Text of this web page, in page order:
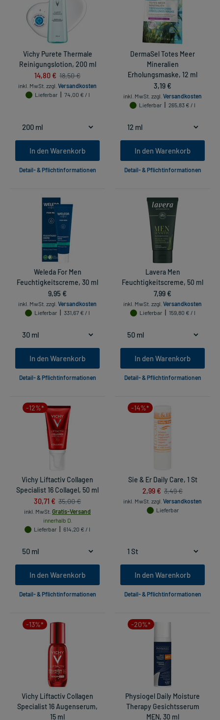
Vichy Purete Thermale
Reinigungslotion, 200 ml
14,80 € 18,50 €
inkl. MwSt. zzgl. Versandkosten
Lieferbar
74,00 € / l
In den Warenkorb
Detail- & Pflichtinformationen
DermaSel Totes Meer
Mineralien
Erholungsmaske, 12 ml
3,19 €
inkl. MwSt. zzgl. Versandkosten
Lieferbar
265,83 € / l
In den Warenkorb
Detail- & Pflichtinformationen
Weleda For Men
Feuchtigkeitscreme, 30 ml
9,95 €
inkl. MwSt. zzgl. Versandkosten
Lieferbar
331,67 € / l
In den Warenkorb
Detail- & Pflichtinformationen
Lavera Men
Feuchtigkeitscreme, 50 ml
7,99 €
inkl. MwSt. zzgl. Versandkosten
Lieferbar
159,80 € / l
In den Warenkorb
Detail- & Pflichtinformationen
-12%*
Vichy Liftactiv Collagen
Specialist 16 Collagel, 50 ml
30,71 € 35,00 €
inkl. MwSt. Gratis-Versand
innerhalb D.
Lieferbar
614,20 € / l
In den Warenkorb
Detail- & Pflichtinformationen
-14%*
Sie & Er Daily Care, 1 St
2,99 € 3,49 €
inkl. MwSt. zzgl. Versandkosten
Lieferbar
In den Warenkorb
Detail- & Pflichtinformationen
-13%*
Vichy Liftactiv Collagen
Specialist 16 Augenserum,
15 ml
-20%*
Physiogel Daily Moisture
Therapy Gesichtsserum
MEN, 30 ml